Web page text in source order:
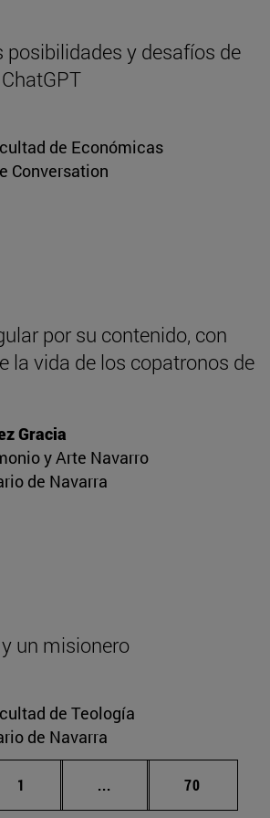
posibilidades y desafíos de
de Económicas
Conversation
por su contenido, con
la vida de los copatronos de
Gracia
y Arte Navarro
de Navarra
un misionero
de Teología
de Navarra
Página
1 ... Páginas intermedias
Página
70